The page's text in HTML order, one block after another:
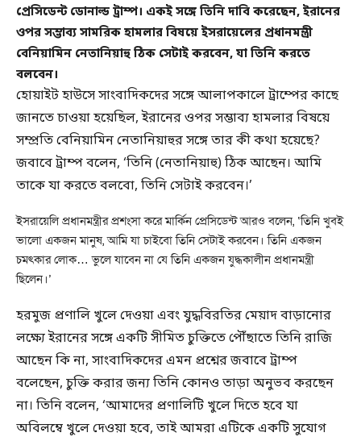
প্রেসিডেন্ট ডোনাল্ড ট্রাম্প। একই সঙ্গে তিনি দাবি করেছেন, ইরানের
ওপর সম্ভাব্য সামরিক হামলার বিষয়ে ইসরায়েলের প্রধানমন্ত্রী
বেনিয়ামিন নেতানিয়াহু ঠিক সেটাই করবেন, যা তিনি করতে
বলবেন।
হোয়াইট হাউসে সাংবাদিকদের সঙ্গে আলাপকালে ট্রাম্পের কাছে
জানতে চাওয়া হয়েছিল, ইরানের ওপর সম্ভাব্য হামলার বিষয়ে
সম্প্রতি বেনিয়ামিন নেতানিয়াহুর সঙ্গে তার কী কথা হয়েছে?
জবাবে ট্রাম্প বলেন, ‘তিনি (নেতানিয়াহু) ঠিক আছেন। আমি
তাকে যা করতে বলবো, তিনি সেটাই করবেন।’
ইসরায়েলি প্রধানমন্ত্রীর প্রশংসা করে মার্কিন প্রেসিডেন্ট আরও বলেন, ‘তিনি খুবই
ভালো একজন মানুষ, আমি যা চাইবো তিনি সেটাই করবেন। তিনি একজন
চমৎকার লোক… ভুলে যাবেন না যে তিনি একজন যুদ্ধকালীন প্রধানমন্ত্রী
ছিলেন।’
হরমুজ প্রণালি খুলে দেওয়া এবং যুদ্ধবিরতির মেয়াদ বাড়ানোর
লক্ষ্যে ইরানের সঙ্গে একটি সীমিত চুক্তিতে পৌঁছাতে তিনি রাজি
আছেন কি না, সাংবাদিকদের এমন প্রশ্নের জবাবে ট্রাম্প
বলেছেন, চুক্তি করার জন্য তিনি কোনও তাড়া অনুভব করছেন
না। তিনি বলেন, ‘আমাদের প্রণালিটি খুলে দিতে হবে যা
অবিলম্বে খুলে দেওয়া হবে, তাই আমরা এটিকে একটি সুযোগ